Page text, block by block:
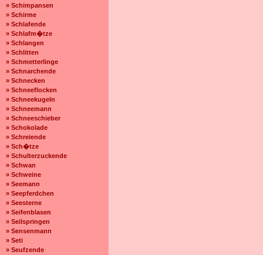
» Schimpansen
» Schirme
» Schlafende
» Schlafm�tze
» Schlangen
» Schlitten
» Schmetterlinge
» Schnarchende
» Schnecken
» Schneeflocken
» Schneekugeln
» Schneemann
» Schneeschieber
» Schokolade
» Schreiende
» Sch�tze
» Schulterzuckende
» Schwan
» Schweine
» Seemann
» Seepferdchen
» Seesterne
» Seifenblasen
» Seilspringen
» Sensenmann
» Seti
» Seufzende